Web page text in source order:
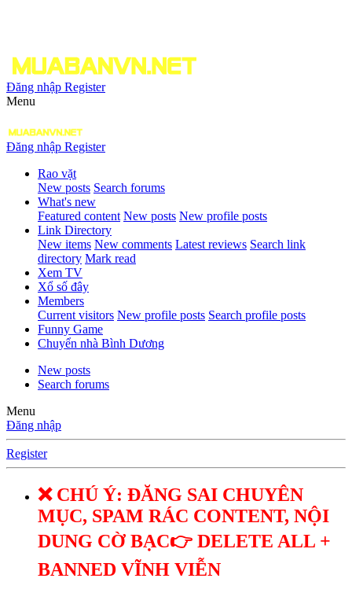
Đăng nhập Register
Menu
Đăng nhập Register
Rao vặt
New posts Search forums
What's new
Featured content New posts New profile posts
Link Directory
New items New comments Latest reviews Search link
directory Mark read
Xem TV
Xổ số đây
Members
Current visitors New profile posts Search profile posts
Funny Game
Chuyển nhà Bình Dương
New posts
Search forums
Menu
Đăng nhập
Register
❌ CHÚ Ý: ĐĂNG SAI CHUYÊN
MỤC, SPAM RÁC CONTENT, NỘI
DUNG CỜ BẠC👉 DELETE ALL +
BANNED VĨNH VIỄN